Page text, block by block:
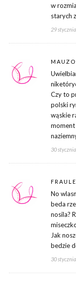
w
starych
29
Czy to
polski
wąskie
moment
30
No
beda
nosila?
Jak
bedzie
30